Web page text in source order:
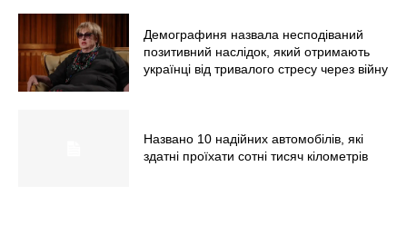
Демографиня назвала несподіваний
позитивний наслідок, який отримають
українці від тривалого стресу через війну
Названо 10 надійних автомобілів, які
здатні проїхати сотні тисяч кілометрів